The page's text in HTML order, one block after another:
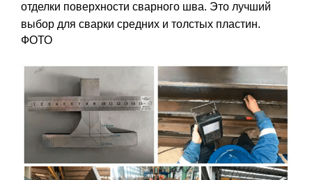
отделки поверхности сварного шва. Это лучший
выбор для сварки средних и толстых пластин.
ФОТО